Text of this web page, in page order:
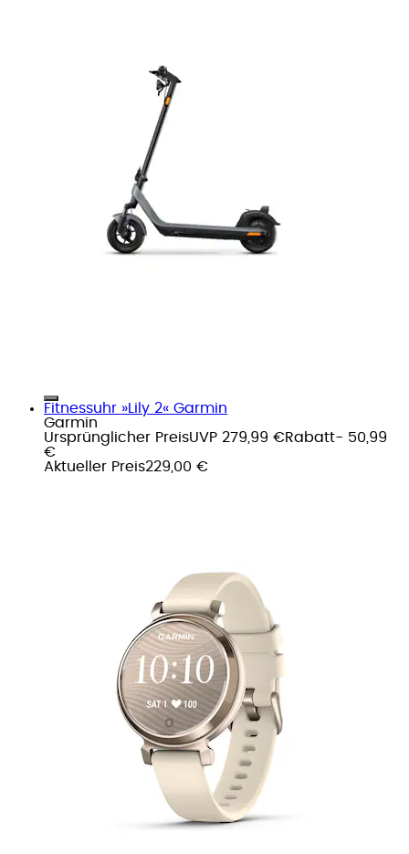
Fitnessuhr »Lily 2« Garmin
Garmin
Ursprünglicher PreisUVP 279,99 €Rabatt- 50,99
€
Aktueller Preis229,00 €